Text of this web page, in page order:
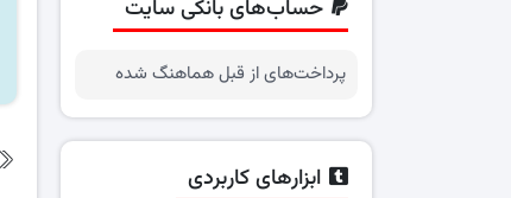
حساب‌های بانکی سایت
پرداخت‌های از قبل هماهنگ شده
ابزارهای کاربردی